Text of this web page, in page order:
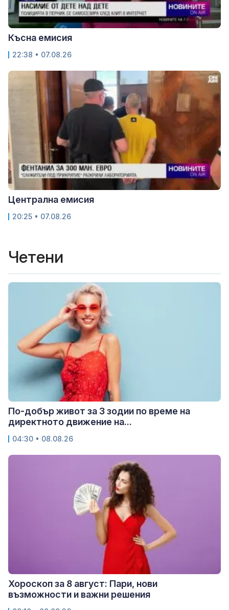
Късна емисия
22:38 • 07.08.26
Централна емисия
20:25 • 07.08.26
Четени
По-добър живот за 3 зодии по време на
директното движение на...
04:30 • 08.08.26
Хороскоп за 8 август: Пари, нови
възможности и важни решения